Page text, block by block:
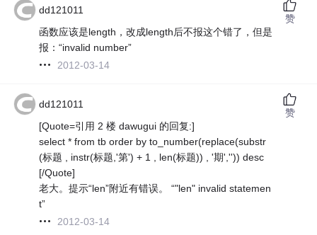
dd121011
函数应该是length，改成length后不报这个错了，但是
报：“invalid number”
2012-03-14
赞
dd121011
[Quote=引用 2 楼 dawugui 的回复:]
select * from tb order by to_number(replace(substr
(标题 , instr(标题,'第') + 1 , len(标题)) , '期','')) desc
[/Quote]
老大。提示“len”附近有错误。 “"len" invalid statemen
t”
2012-03-14
赞